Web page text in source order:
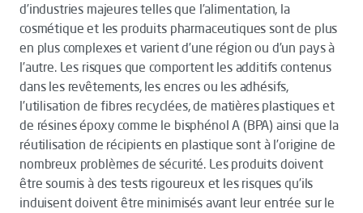
d’industries majeures telles que l’alimentation, la
cosmétique et les produits pharmaceutiques sont de plus
en plus complexes et varient d’une région ou d’un pays à
l’autre. Les risques que comportent les additifs contenus
dans les revêtements, les encres ou les adhésifs,
l’utilisation de fibres recyclées, de matières plastiques et
de résines époxy comme le bisphénol A (BPA) ainsi que la
réutilisation de récipients en plastique sont à l’origine de
nombreux problèmes de sécurité. Les produits doivent
être soumis à des tests rigoureux et les risques qu’ils
induisent doivent être minimisés avant leur entrée sur le